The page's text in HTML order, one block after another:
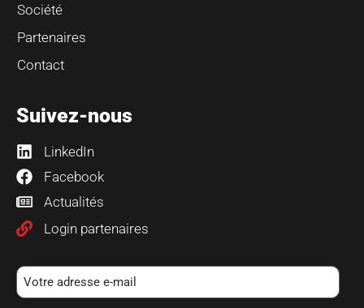
Société
Partenaires
Contact
Suivez-nous
LinkedIn
Facebook
Actualités
Login partenaires